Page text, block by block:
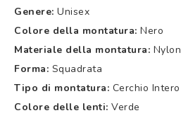
Genere: Unisex
Colore della montatura: Nero
Materiale della montatura: Nylon
Forma: Squadrata
Tipo di montatura: Cerchio Intero
Colore delle lenti: Verde